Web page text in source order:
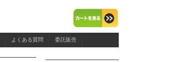
よくある質問 委託販売